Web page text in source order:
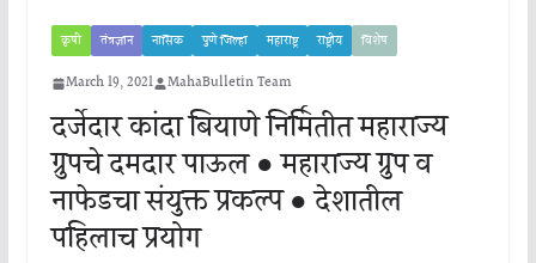
कृषी तंत्रज्ञान नासिक पुणे जिल्हा महाराष्ट्र राष्ट्रीय विशेष
March 19, 2021 MahaBulletin Team
दर्जेदार कांदा बियाणे निर्मितीत महाराज्य
ग्रुपचे दमदार पाऊल ● महाराज्य ग्रुप व
नाफेडचा संयुक्त प्रकल्प ● देशातील
पहिलाच प्रयोग